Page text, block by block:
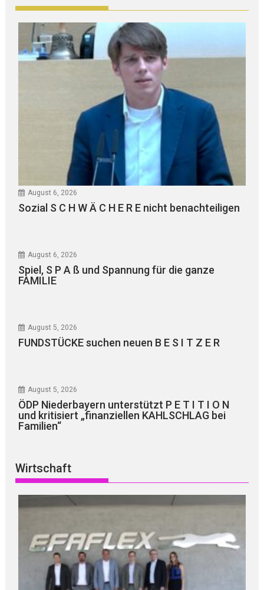
August 6, 2026
Sozial S C H W Ä C H E R E nicht benachteiligen
August 6, 2026
Spiel, S P A ß und Spannung für die ganze
FAMILIE
August 5, 2026
FUNDSTÜCKE suchen neuen B E S I T Z E R
August 5, 2026
ÖDP Niederbayern unterstützt P E T I T I O N
und kritisiert „finanziellen KAHLSCHLAG bei
Familien“
Wirtschaft